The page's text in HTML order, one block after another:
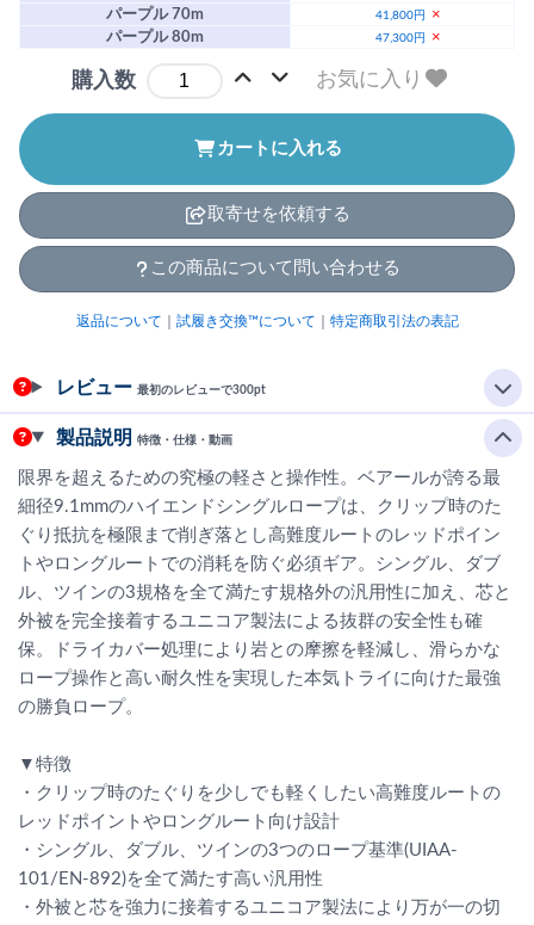
パープル 70m
41,800円
×
パープル 80m
47,300円 ×
購入数 お気に入り
カートに入れる
取寄せを依頼する
この商品について問い合わせる
返品について 試履き交換™について 特定商取引法の表記
レビュー 最初のレビューで300pt
製品説明 特徴・仕様・動画
限界を超えるための究極の軽さと操作性。ベアールが誇る最
細径9.1mmのハイエンドシングルロープは、クリップ時のた
ぐり抵抗を極限まで削ぎ落とし高難度ルートのレッドポイン
トやロングルートでの消耗を防ぐ必須ギア。シングル、ダブ
ル、ツインの3規格を全て満たす規格外の汎用性に加え、芯と
外被を完全接着するユニコア製法による抜群の安全性も確
保。ドライカバー処理により岩との摩擦を軽減し、滑らかな
ロープ操作と高い耐久性を実現した本気トライに向けた最強
の勝負ロープ。
▼特徴
・クリップ時のたぐりを少しでも軽くしたい高難度ルートの
レッドポイントやロングルート向け設計
・シングル、ダブル、ツインの3つのロープ基準(UIAA-
101/EN-892)を全て満たす高い汎用性
・外被と芯を強力に接着するユニコア製法により万が一の切